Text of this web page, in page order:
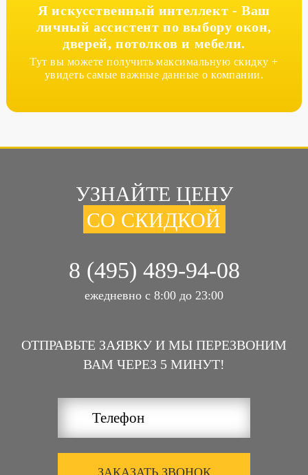
Я искусственный интеллект - Ваш
личный ассистент по выбору окон,
дверей, потолков и мебели.
Тут вы можете получить максимальную скидку +
увидеть самые важные данные о компании.
УЗНАЙТЕ ЦЕНУ
СО СКИДКОЙ
8 (495) 489-94-08
ежедневно с 8:00 до 23:00
ОТПРАВЬТЕ ЗАЯВКУ И МЫ ПЕРЕЗВОНИМ
ВАМ ЧЕРЕЗ 5 МИНУТ!